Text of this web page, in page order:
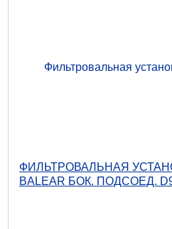
ФИЛЬТРОВАЛЬНАЯ
BALEAR БОК. ПОДСОЕД.